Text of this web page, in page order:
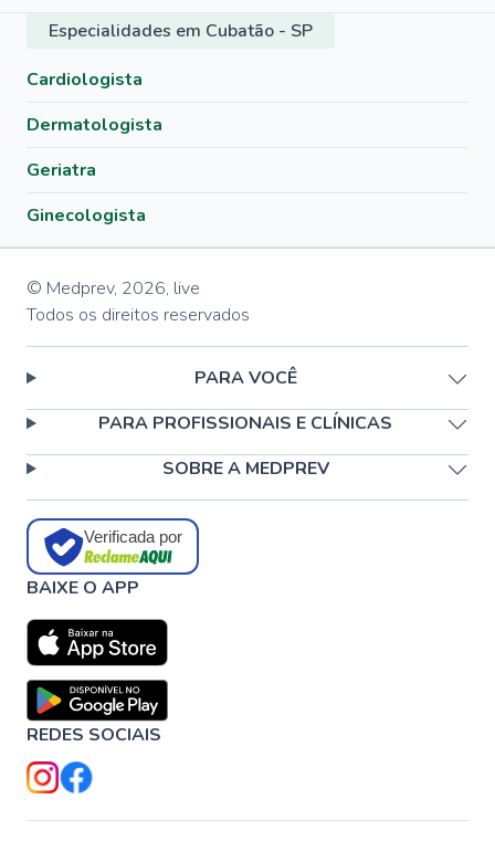
Especialidades em Cubatão - SP
Cardiologista
Dermatologista
Geriatra
Ginecologista
© Medprev, 2026, live
Todos os direitos reservados
PARA VOCÊ
PARA PROFISSIONAIS E CLÍNICAS
SOBRE A MEDPREV
Verificada por
BAIXE O APP
REDES SOCIAIS